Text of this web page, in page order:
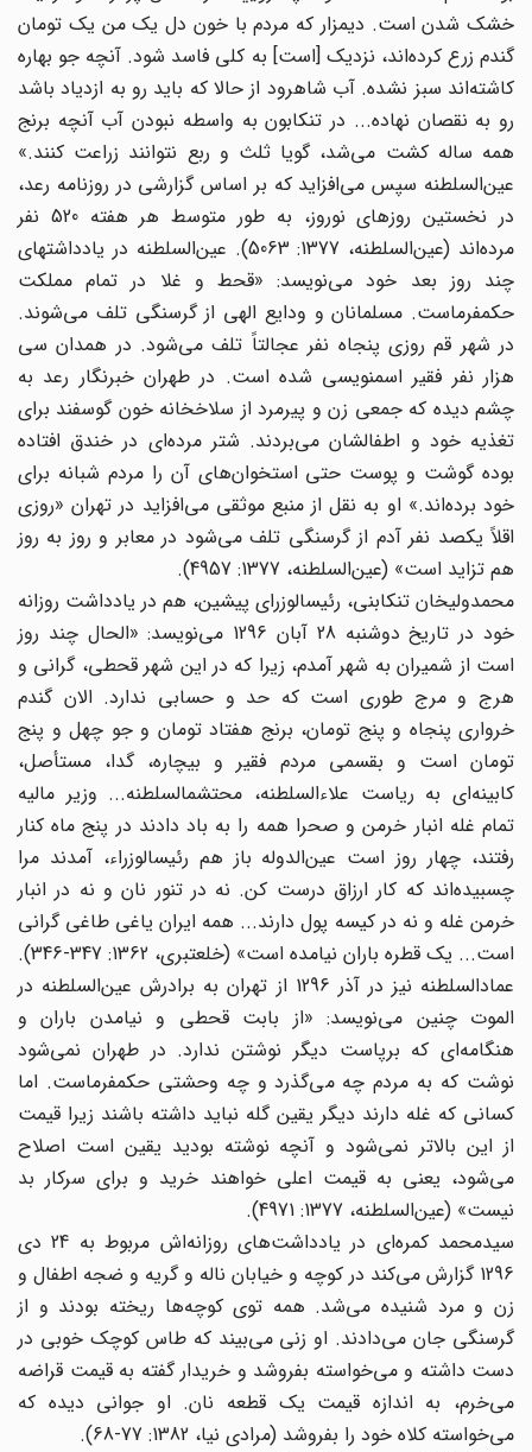
خشک شدن است. دیمزار که مردم با خون دل یک من یک تومان
گندم زرع کرده‌‌اند، نزدیک [است] به کلی فاسد شود. آنچه جو بهاره
کاشته‌اند ‌‌سبز نشده. آب شاهرود از حالا که باید رو به ازدیاد باشد
رو به نقصان نهاده... در تنکابون به واسطه نبودن آب آنچه برنج
همه ساله کشت می‌‌شد، گویا ثلث و ربع نتوانند زراعت کنند.»
عین‌السلطنه سپس می‌‌افزاید که بر اساس گزارشی در روزنامه رعد،
در نخستین روزهای نوروز، به طور متوسط هر هفته 520 نفر
مرده‌اند (عین‌السلطنه، 1377: 5063). عین‌السلطنه در یادداشتهای
چند روز بعد خود می‌‌نویسد: «قحط و غلا در تمام مملکت
حکمفرماست. مسلمانان و ودایع الهی از گرسنگی تلف می‌‌شوند.
در شهر قم روزی پنجاه نفر عجالتاً تلف می‌‌شود. در همدان سی
هزار نفر فقیر اسمنویسی شده است. در طهران خبرنگار رعد به
چشم دیده که جمعی زن و پیرمرد از سلاخخانه خون گوسفند برای
تغذیه خود و اطفالشان می‌‌بردند. شتر مرده‌‌ای در خندق افتاده
بوده گوشت و پوست حتی استخوان‌های ‌‌آن را مردم شبانه برای
خود برده‌اند.» او به نقل از منبع موثقی می‌‌افزاید در تهران «روزی
اقلاً یکصد نفر آدم از گرسنگی تلف می‌‌شود در معابر و روز به روز
هم تزاید است» (عین‌السلطنه، 1377: 4957).
محمدولیخان تنکابنی، رئیسالوزرای پیشین، هم در یادداشت روزانه
خود در تاریخ دوشنبه 28 آبان 1296 می‌‌نویسد: «الحال چند روز
است از شمیران به شهر آمدم، زیرا که در این شهر قحطی، گرانی و
هرج و مرج طوری است که حد و حسابی ندارد. الان گندم
خرواری پنجاه و پنج تومان، برنج هفتاد تومان و جو چهل و پنج
تومان است و بقسمی مردم فقیر و بیچاره، گدا، مستأصل،
کابینه‌‌ای به ریاست علاءالسلطنه، محتشمالسلطنه... وزیر مالیه
تمام غله انبار خرمن و صحرا همه را به باد دادند در پنج ماه کنار
رفتند، چهار روز است عین‌الدوله باز هم رئیسالوزراء، آمدند مرا
چسبیده‌اند ‌‌که کار ارزاق درست کن. نه در تنور نان و نه در انبار
خرمن غله و نه در کیسه پول دارند... همه ایران یاغی طاغی گرانی
است... یک قطره باران نیامده است» (خلعتبری، 1362: 347-346).
عمادالسلطنه نیز در آذر 1296 از تهران به برادرش عین‌السلطنه در
الموت چنین می‌‌نویسد: «از بابت قحطی و نیامدن باران و
هنگامه‌‌ای که برپاست دیگر نوشتن ندارد. در طهران نمی‌‌شود
نوشت که به مردم چه می‌‌گذرد و چه وحشتی حکمفرماست. اما
کسانی که غله دارند دیگر یقین گله نباید داشته باشند زیرا قیمت
از این بالاتر نمی‌‌شود و آنچه نوشته بودید یقین است اصلاح
می‌‌شود، یعنی به قیمت اعلی خواهند خرید و برای سرکار بد
نیست» (عین‌السلطنه، 1377: 4971).
سیدمحمد کمره‌‌ای در یادداشت‌های ‌‌روزانه‌اش مربوط به 24 دی
1296 گزارش می‌‌کند در کوچه و خیابان ناله و گریه و ضجه اطفال و
زن و مرد شنیده می‌‌شد. همه توی کوچه‌ها ‌‌ریخته بودند و از
گرسنگی جان می‌‌دادند. او زنی می‌‌بیند که طاس کوچک خوبی در
دست داشته و می‌‌خواسته بفروشد و خریدار گفته به قیمت قراضه
می‌‌خرم، به اندازه قیمت یک قطعه نان. او جوانی دیده که
می‌‌خواسته کلاه خود را بفروشد (مرادی نیا، 1382: 77-68).